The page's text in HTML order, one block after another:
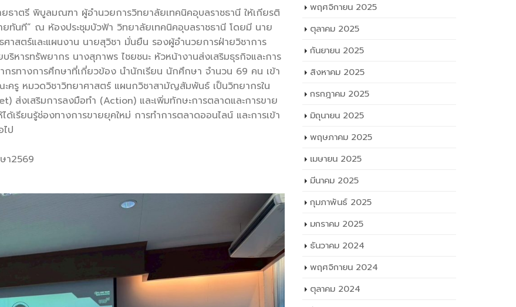
าตรี พิบูลมณฑา ผู้อำนวยการวิทยาลัยเทคนิคอุบลราชธานี ให้เกียรติ
ยทันที” ณ ห้องประชุมบัวฟ้า วิทยาลัยเทคนิคอุบลราชธานี โดยมี นาย
าสตร์และแผนงาน นายสุวิชา มั่นยืน รองผู้อำนวยการฝ่ายวิชาการ
ริหารทรัพยากร นางสุภาพร ไชยชนะ หัวหน้างานส่งเสริมธุรกิจและการ
รทางการศึกษาที่เกี่ยวข้อง นำนักเรียน นักศึกษา จำนวน 69 คน เข้า
ครู หมวดวิชาวิทยาศาสตร์ แผนกวิชาสามัญสัมพันธ์ เป็นวิทยากรใน
ส่งเสริมการลงมือทำ (Action) และเพิ่มทักษะการตลาดและการขาย
รียนรู้ช่องทางการขายยุคใหม่ การทำการตลาดออนไลน์ และการเข้า
ป
า2569
พฤศจิกายน 2025
ตุลาคม 2025
กันยายน 2025
สิงหาคม 2025
กรกฎาคม 2025
มิถุนายน 2025
พฤษภาคม 2025
เมษายน 2025
มีนาคม 2025
กุมภาพันธ์ 2025
มกราคม 2025
ธันวาคม 2024
พฤศจิกายน 2024
ตุลาคม 2024